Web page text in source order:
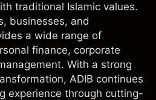
traditional Islamic values.
businesses, and
a wide range of
finance, corporate
With a strong
ADIB continues
experience through cutting-